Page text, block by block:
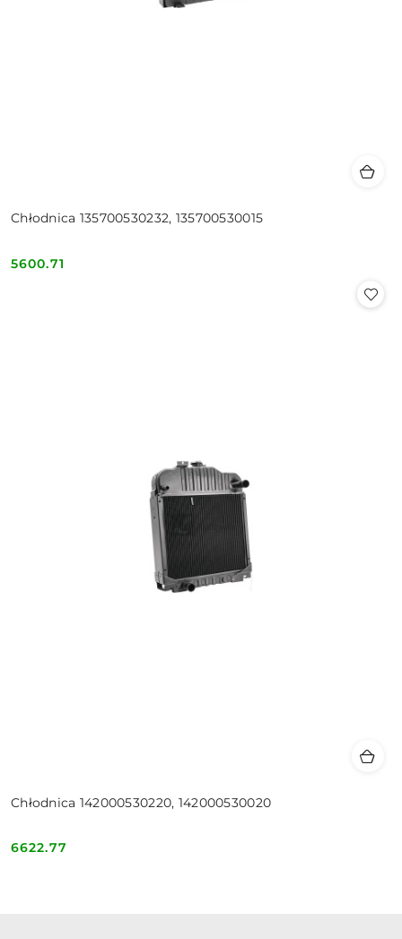
Chłodnica 135700530232, 135700530015
Cena:
5600.71
Chłodnica 142000530220, 142000530020
Cena:
6622.77